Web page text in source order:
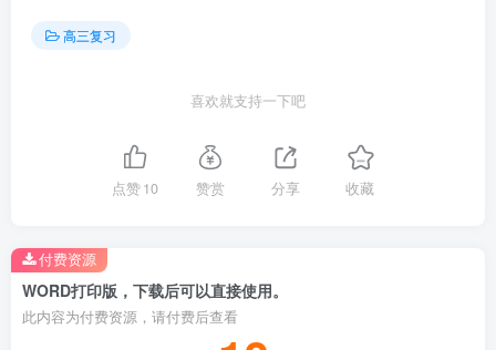
体。中国主张：全球治理要守法，要坚定维护以国际法为基
应该由各国共同掌握，国际规则应该由各国共同书写，全球
事务应该由各国共同治理，发展成果应该由各国共享。
依据材料，运用《当代国际政治与经济》知识，说明中
【例3】
（2023·河北·统考高考真题）阅读材料，完成下
列要求。
高三复习
喜欢就支持一下吧
点赞10 赞赏 分享 收藏
WORD打印版，下载后可以直接使用。
此内容为付费资源，请付费后查看
付费资源